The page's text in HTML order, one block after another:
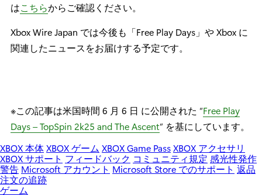
はこちらからご確認ください。
Xbox Wire Japan では今後も「Free Play Days」や Xbox に
関連したニュースをお届けする予定です。
※この記事は米国時間 6 月 6 日 に公開された “Free Play
Days – TopSpin 2k25 and The Ascent” を基にしています。
XBOX 本体XBOX ゲーム XBOX Game PassXBOX アクセサリ
XBOX サポート フィードバック コミュニティ規定 感光性発作
警告 Microsoft アカウント Microsoft Store でのサポート 返品
注文の追跡
ゲーム